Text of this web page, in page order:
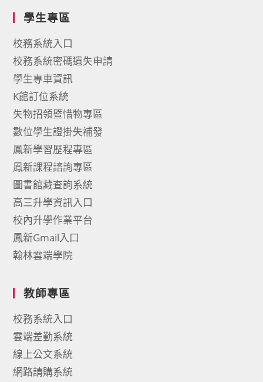
學生專區
校務系統入口
校務系統密碼遺失申請
學生專車資訊
K館訂位系統
失物招領暨惜物專區
數位學生證掛失補發
鳳新學習歷程專區
鳳新課程諮詢專區
圖書館藏查詢系統
高三升學資訊入口
校內升學作業平台
鳳新Gmail入口
翰林雲端學院
教師專區
校務系統入口
雲端差勤系統
線上公文系統
網路請購系統